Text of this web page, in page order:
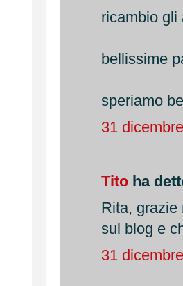
ricambio gli
bellissime
speriamo
31
Tito ha
Rita, grazie
sul blog e
31